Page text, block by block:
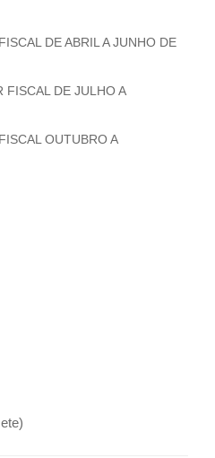
DE ABRIL A JUNHO DE
FISCAL DE JULHO A
OUTUBRO A